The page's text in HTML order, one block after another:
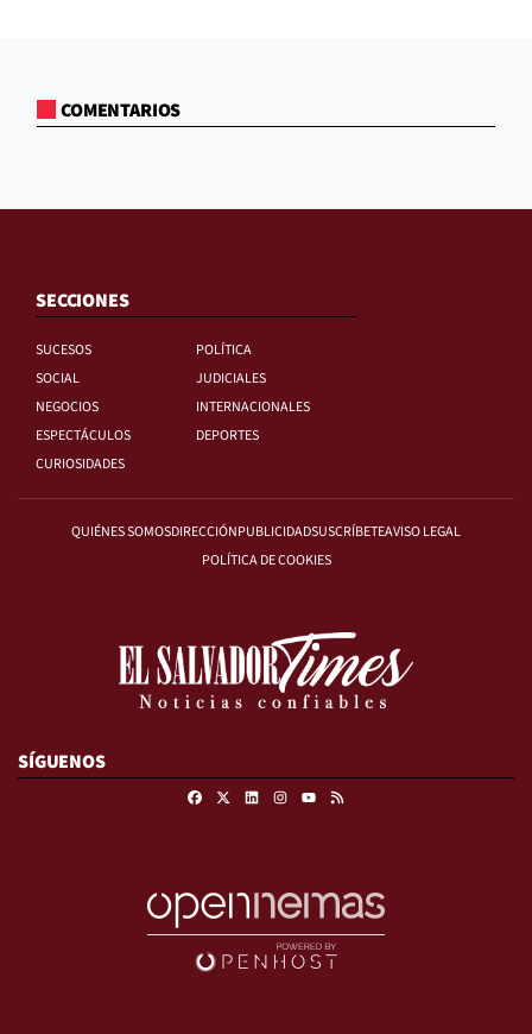
COMENTARIOS
SECCIONES
SUCESOS
POLÍTICA
SOCIAL
JUDICIALES
NEGOCIOS
INTERNACIONALES
ESPECTÁCULOS
DEPORTES
CURIOSIDADES
QUIÉNES SOMOSDIRECCIÓNPUBLICIDADSUSCRÍBETEAVISO LEGAL
POLÍTICA DE COOKIES
SÍGUENOS
FacebookLinkedinInstagram